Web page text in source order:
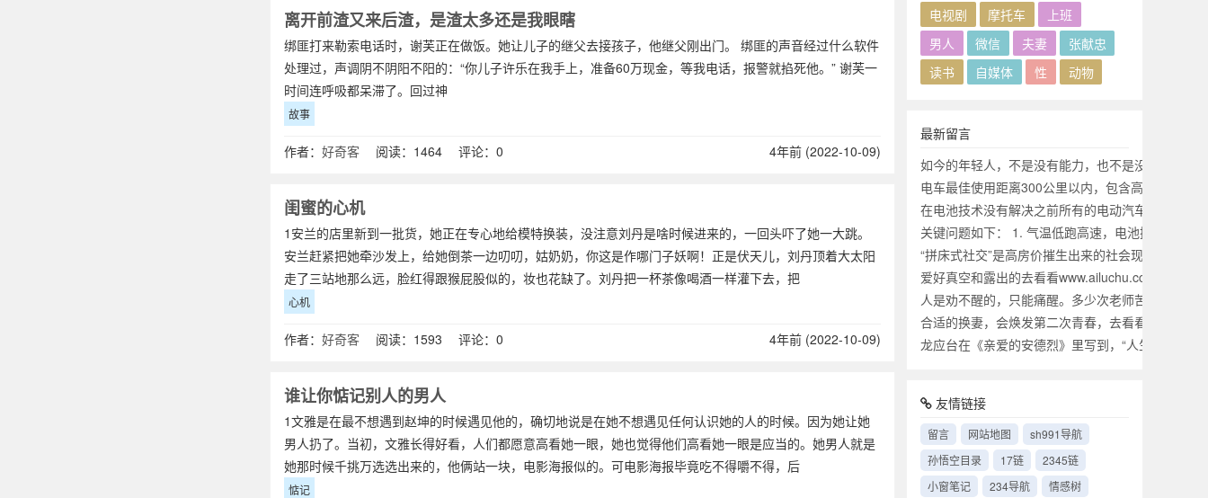
离开前渣又来后渣，是渣太多还是我眼瞎
绑匪打来勒索电话时，谢芙正在做饭。她让儿子的继父去接孩子，他继父刚出门。 绑匪的声音经过什么软件
处理过，声调阴不阴阳不阳的：“你儿子许乐在我手上，准备60万现金，等我电话，报警就掐死他。” 谢芙一
时间连呼吸都呆滞了。回过神
故事
作者： 好奇客 阅读：1464 评论：0 4年前 (2022-10-09)
闺蜜的心机
1安兰的店里新到一批货，她正在专心地给模特换装，没注意刘丹是啥时候进来的，一回头吓了她一大跳。
安兰赶紧把她牵沙发上，给她倒茶一边叨叨，姑奶奶，你这是作哪门子妖啊！正是伏天儿，刘丹顶着大太阳
走了三站地那么远，脸红得跟猴屁股似的，妆也花缺了。刘丹把一杯茶像喝酒一样灌下去，把
心机
作者： 好奇客 阅读：1593 评论：0 4年前 (2022-10-09)
谁让你惦记别人的男人
1文雅是在最不想遇到赵坤的时候遇见他的，确切地说是在她不想遇见任何认识她的人的时候。因为她让她
男人扔了。当初，文雅长得好看，人们都愿意高看她一眼，她也觉得他们高看她一眼是应当的。她男人就是
她那时候千挑万选选出来的，他俩站一块，电影海报似的。可电影海报毕竟吃不得嚼不得，后
惦记
电视剧
摩托车
上班
男人
微信 夫妻
张献忠
读书
自媒体 性 动物
最新留言
如今的年轻人，不是没有能力，也不是没有魄力，
电车最佳使用距离300公里以内，包含高速，超过
在电池技术没有解决之前所有的电动汽车都是耍流
关键问题如下： 1. 气温低跑高速，电池掉电太快
“拼床式社交”是高房价摧生出来的社会现象。
爱好真空和露出的去看看www.ailuchu.cc
人是劝不醒的，只能痛醒。多少次老师苦口婆心劝
合适的换妻，会焕发第二次青春，去看看
龙应台在《亲爱的安德烈》里写到，“人生，其实
友情链接
留言 网站地图
sh991导航
孙悟空目录
17链
2345链
小窗笔记
234导航
情感树